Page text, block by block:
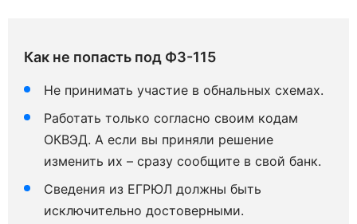
Как не попасть под ФЗ-115
Не принимать участие в обнальных схемах.
Работать только согласно своим кодам
ОКВЭД. А если вы приняли решение
изменить их – сразу сообщите в свой банк.
Сведения из ЕГРЮЛ должны быть
исключительно достоверными.